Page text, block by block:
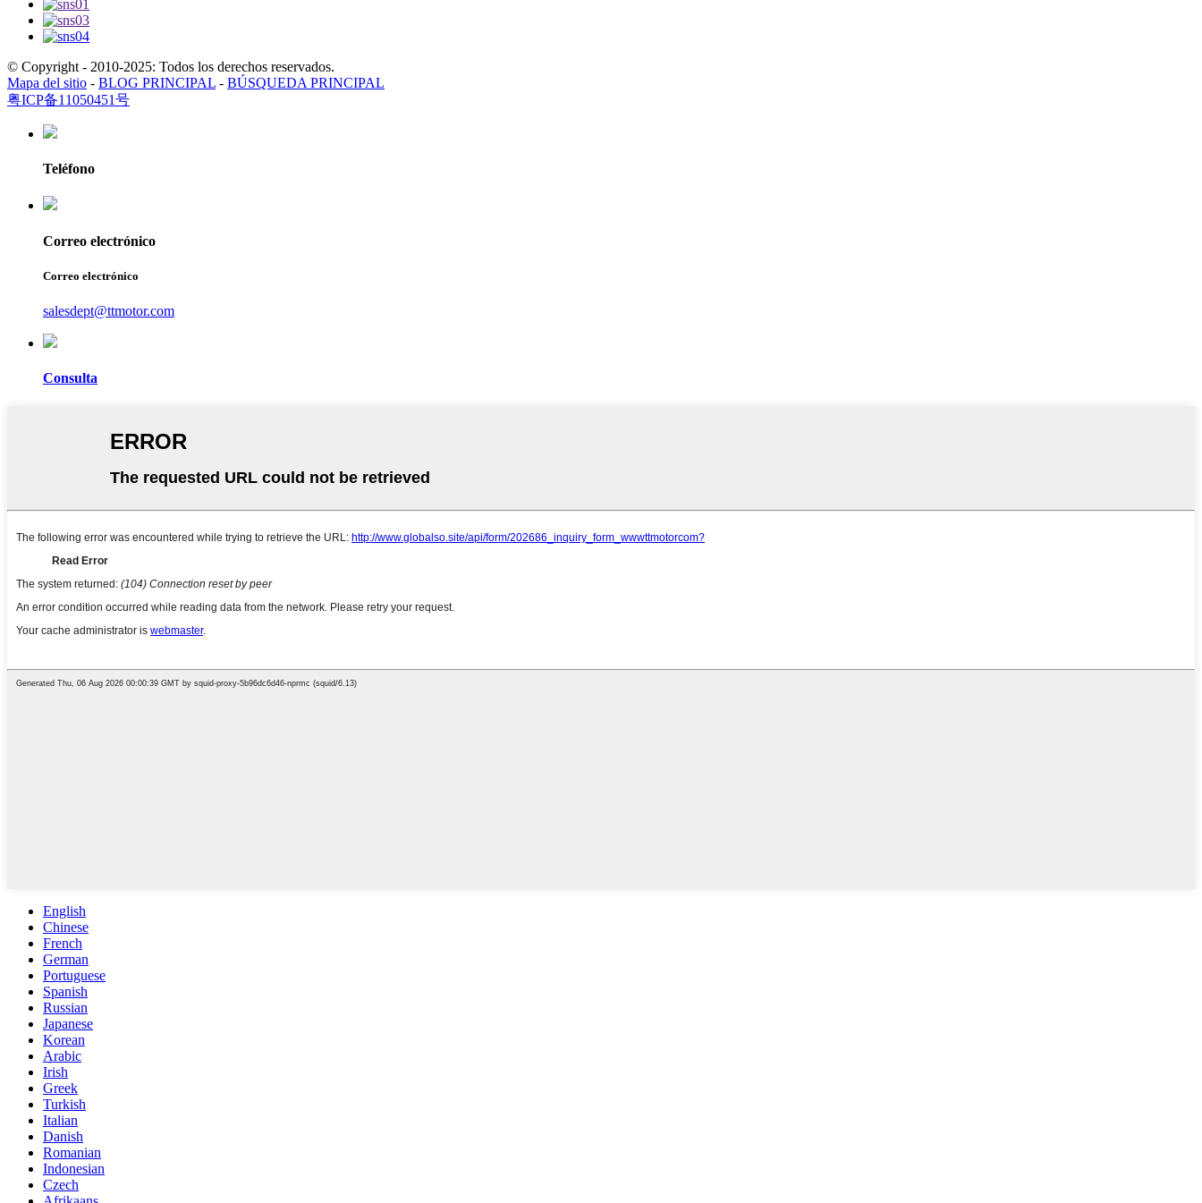
© Copyright - 2010-2025: Todos los derechos reservados.
Mapa del sitio - BLOG PRINCIPAL - BÚSQUEDA PRINCIPAL
粤ICP备11050451号
Teléfono
Correo electrónico
Correo electrónico
salesdept@ttmotor.com
Consulta
English
Chinese
French
German
Portuguese
Spanish
Russian
Japanese
Korean
Arabic
Irish
Greek
Turkish
Italian
Danish
Romanian
Indonesian
Czech